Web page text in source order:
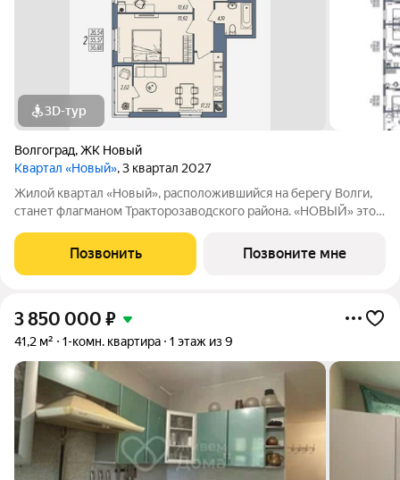
3D-тур
Волгоград,ЖК Новый
Квартал «Новый», 3 квартал 2027
Жилой квартал «Новый», расположившийся на берегу Волги,
станет флагманом Тракторозаводского района. «НОВЫЙ» это:
с панорамными видами на реку и масштабное собственное
благоустройство. Проект
Позвонить Позвоните мне
3 850 000 ₽
41,2 м² 1-комн. квартира 1 этаж из 9